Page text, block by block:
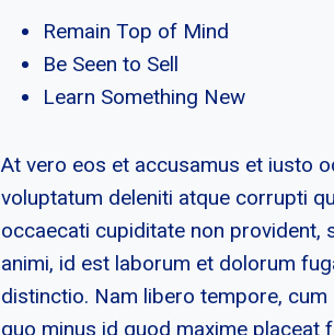
Remain Top of Mind
Be Seen to Sell
Learn Something New
At vero eos et accusamus et iusto
voluptatum deleniti atque corrupti
occaecati cupiditate non provident,
animi, id est laborum et dolorum
distinctio. Nam libero tempore,
quo minus id quod maxime placeat